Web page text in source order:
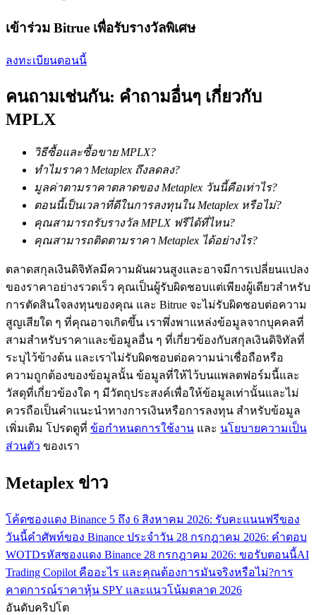
การวิเคราะห์ข้อมูลขนาดใหญ่ รวมถึงข้อมูลการค้า ฯลฯ
แนะนำ
กลยุทธ์การซื้อขาย
เรียนรู้วิธีการรักษาผลกำไร
ได้รับ
เข้าร่วม Bitrue เพื่อรับรางวัลพิเศษ
ลงทะเบียนตอนนี้
คนถามเช่นกัน: คำถามอื่นๆ เกี่ยวกับ
MPLX
วิธีซื้อและซื้อขาย MPLX?
ทำไมราคา Metaplex ถึงลดลง?
มูลค่าตามราคาตลาดของ Metaplex วันนี้คือเท่าไร?
ตอนนี้เป็นเวลาที่ดีในการลงทุนใน Metaplex หรือไม่?
คุณสามารถรับรางวัล MPLX ฟรีได้ที่ไหน?
คุณสามารถติดตามราคา Metaplex ได้อย่างไร?
ตลาดสกุลเงินดิจิทัลมีความผันผวนสูงและอาจมีการเปลี่ยนแปลง
ของราคาอย่างรวดเร็ว คุณเป็นผู้รับผิดชอบแต่เพียงผู้เดียวสำหรับ
การตัดสินใจลงทุนของคุณ และ Bitrue จะไม่รับผิดชอบต่อความ
สูญเสียใด ๆ ที่คุณอาจเกิดขึ้น เราพึ่งพาแหล่งข้อมูลจากบุคคลที่
สามสำหรับราคาและข้อมูลอื่น ๆ ที่เกี่ยวข้องกับสกุลเงินดิจิทัลที่
ระบุไว้ข้างต้น และเราไม่รับผิดชอบต่อความน่าเชื่อถือหรือ
ความถูกต้องของข้อมูลนั้น ข้อมูลที่ให้ไว้บนแพลตฟอร์มนี้และ
วัสดุที่เกี่ยวข้องใด ๆ มีวัตถุประสงค์เพื่อให้ข้อมูลเท่านั้นและไม่
ควรถือเป็นคำแนะนำทางการเงินหรือการลงทุน สำหรับข้อมูล
เพิ่มเติม โปรดดูที่ ข้อกำหนดการใช้งาน และ นโยบายความเป็น
ส่วนตัว ของเรา
Metaplex ข่าว
โค้ดซองแดง Binance 5 ถึง 6 สิงหาคม 2026: รับคะแนนฟรีของ
วันนี้คำศัพท์ของ Binance ประจำวัน 28 กรกฎาคม 2026: คำตอบ
WOTDรหัสซองแดง Binance 28 กรกฎาคม 2026: ขอรับตอนนี้AI
Trading Copilot คืออะไร และคุณต้องการมันจริงหรือไม่?การ
คาดการณ์ราคาหุ้น SPY และแนวโน้มตลาด 2026
อันดับคริปโต